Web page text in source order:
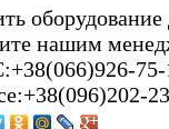
оборудование
нашим
75-